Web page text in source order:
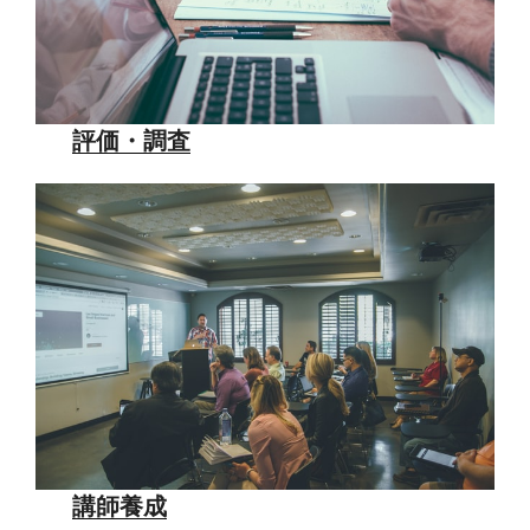
評価・調査
講師養成